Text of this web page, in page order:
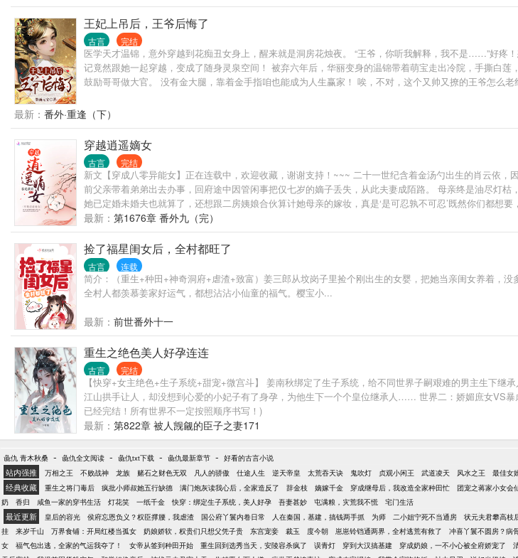
王妃上吊后，王爷后悔了
古言 完结
医学天才温锦，意外穿越到花痴丑女身上，醒来就是洞房花烛夜。 “王爷，你听我解释，我不是……”好
记竟然跟她一起穿越，变成了随身灵泉空间！ 被弃六年后，华丽变身的温锦带着萌宝走出冷院，手撕白
鼓励哥哥做大官。 没有金大腿，靠着金手指咱也能成为人生赢家！ 唉，不对，这个又帅又撩的王爷怎么
最新： 番外·重逢（下）
穿越逍遥嫡女
古言 完结
新文【穿成八零异能女】正在连载中，欢迎收藏，谢谢支持！~~~ 二十一世纪含着金汤勺出生的肖云依
前父亲带着弟弟出去办事，回府途中因管闲事把仅七岁的嫡子丢失，从此夫妻成陌路。 母亲终是油尽灯
她已定婚未婚夫也就算了，还想跟二房姨娘合伙算计她母亲的嫁妆，真是‘是可忍孰不可忍’既然你们都想
弟，培养成人中龙凤，帮着原主和母亲报仇雪恨。 身后传说中铁血冷面神‘战王’之称的睿王爷默默相护，看
最新： 第1676章 番外九（完）
捡了福星闺女后，全村都旺了
古言 连载
简介：（重生+种田+神奇洞府+虐渣+致富）姜三郎从坟岗子里捡个刚出生的女婴，把她当亲闺女养着，
全村人都羡慕姜家好运气，都想沾沾小仙童的福气。樱宝小...
最新： 前世番外十一
重生之绝色美人好孕连连
古言 完结
【快穿+女主绝色+生子系统+甜宠+微宫斗】 姜南秋绑定了生子系统，给不同世界子嗣艰难的男主生下
江山拱手让人，却没想到心爱的小妃子有了身孕，为他生下一个个皇位继承人…… 世界二：娇媚庶女
已经完结！所有世界不一定按照顺序书写！)
最新： 第822章 被人觊觎的臣子之妻171
彘仇 青木秋桑 - 彘仇全文阅读 - 彘仇txt下载 - 彘仇最新章节 - 好看的古言小说
站内强推 万相之王 不败战神 龙族 赌石之财色无双 凡人的骄傲 仕途人生 逆天帝皇 太荒吞天诀 鬼吹灯 贞观小闲王 武道凌天 风水之王 最佳女
经典收藏 重生之将门毒后 疯批小师叔她五行缺德 满门炮灰读我心后，全家造反了 辞金枝 嫡嫁千金 穿成继母后，我改造全家种田忙 团宠之蒋家小女会
奶
香归 咸鱼一家的穿书生活 灯花笑 一纸千金 快穿：绑定生子系统，美人好孕 吾妻甚妙 屯满粮，灾荒我不慌 宅门生活
最近更新 皇后的容光 侯府忘恩负义？权臣撑腰，我虐渣 国公府丫鬟内卷日常 人在秦国，基建，搞钱两手抓 为师 二小姐宁死不当通房 状元夫君攀高枝
挂
来岁千山 万界食铺：开局红楼当孤女 奶娘娇软，权贵们只想父凭子贵 东宫宠妾 裁玉 度今朝 崽崽铃铛通两界，全村逃荒有救了 冲喜丫鬟不圆房？病
女
福气包出逃，全家的气运我夺了！ 女帝从签到种田开始 重生回到选秀当天，安陵容杀疯了 误青灯 穿到大汉搞基建 穿成奶娘，一不小心被全府娇宠了